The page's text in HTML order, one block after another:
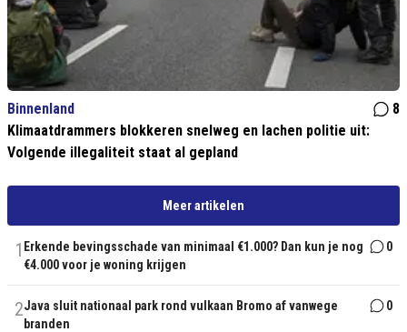
Binnenland
8
Klimaatdrammers blokkeren snelweg en lachen politie uit:
Volgende illegaliteit staat al gepland
Meer artikelen
1 Erkende bevingsschade van minimaal €1.000? Dan kun je nog
€4.000 voor je woning krijgen
0
2Java sluit nationaal park rond vulkaan Bromo af vanwege
branden
0